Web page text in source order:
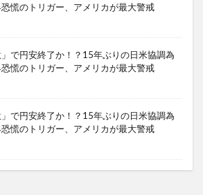
慌のトリガー、アメリカが最大警戒
」で円安終了か！？15年ぶりの日米協調為
慌のトリガー、アメリカが最大警戒
」で円安終了か！？15年ぶりの日米協調為
慌のトリガー、アメリカが最大警戒